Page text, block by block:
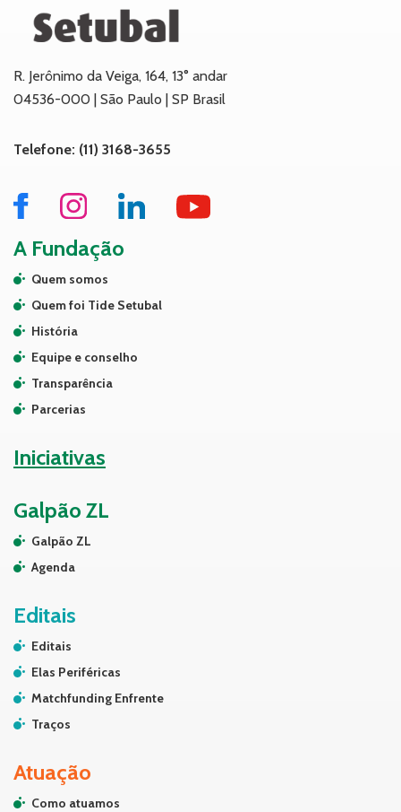
R. Jerônimo da Veiga, 164, 13° andar
04536-000 | São Paulo | SP Brasil
Telefone: (11) 3168-3655
A Fundação
Quem somos
Quem foi Tide Setubal
História
Equipe e conselho
Transparência
Parcerias
Iniciativas
Galpão ZL
Galpão ZL
Agenda
Editais
Editais
Elas Periféricas
Matchfunding Enfrente
Traços
Atuação
Como atuamos